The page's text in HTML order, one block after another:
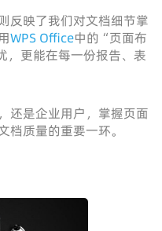
反映了我们对文档细节掌
WPS Office中的“页面布
，更能在每一份报告、表
还是企业用户，掌握页面
质量的重要一环。